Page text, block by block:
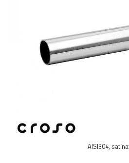
Fitting-uri balustrada inox
Bile - sfere
Cabluri si accesorii balustrada inox
Montanti echipati balustrada inox
Sisteme tabla perforata
Stifturi - Placute suport pentruAISI304,